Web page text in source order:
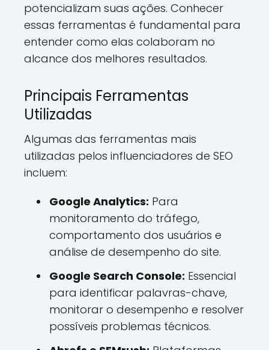
potencializam suas ações. Conhecer
essas ferramentas é fundamental para
entender como elas colaboram no
alcance dos melhores resultados.
Principais Ferramentas
Utilizadas
Algumas das ferramentas mais
utilizadas pelos influenciadores de SEO
incluem:
Google Analytics: Para
monitoramento do tráfego,
comportamento dos usuários e
análise de desempenho do site.
Google Search Console: Essencial
para identificar palavras-chave,
monitorar o desempenho e resolver
possíveis problemas técnicos.